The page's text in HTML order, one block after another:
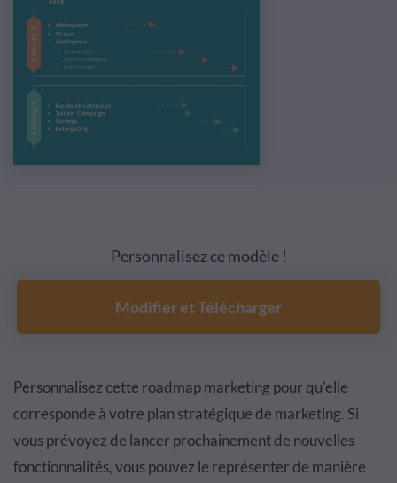
Personnalisez ce modèle !
Modifier et Télécharger
Personnalisez cette roadmap marketing pour qu'elle
corresponde à votre plan stratégique de marketing. Si
vous prévoyez de lancer prochainement de nouvelles
fonctionnalités, vous pouvez le représenter de manière